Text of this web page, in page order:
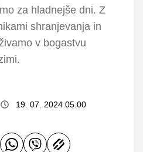
za hladnejše dni. Z
shranjevanja in
v bogastvu
19. 07. 2024 05.00